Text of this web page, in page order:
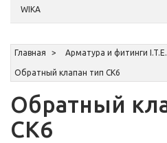
WIKA
Главная Арматура и фитинги I.T.E.
Обратный клапан тип СК6
Обратный
СК6